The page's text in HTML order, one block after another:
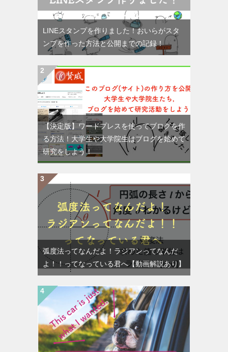
LINEスタンプを作りました！おいらがスタ
ンプを作った方法と公開までの記録！
【決定版】ワードプレスを使ってブログを作
る方法！大学生や大学院生はブログを始めて
研究をしよう！
弧度法ってなんだよ！ラジアンってなんだ
よ！！ってなっている君へ【動画解説あり】